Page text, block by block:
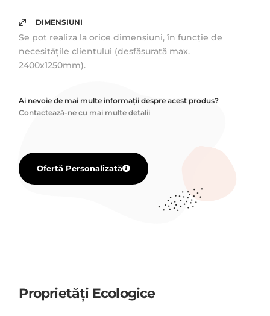
DIMENSIUNI
Se pot realiza la orice dimensiuni, în funcție de
necesitățile clientului (desfășurată max.
2400x1250mm).
Ai nevoie de mai multe informații despre acest produs?
Contactează-ne cu mai multe detalii
Ofertă Personalizată
Proprietăți Ecologice